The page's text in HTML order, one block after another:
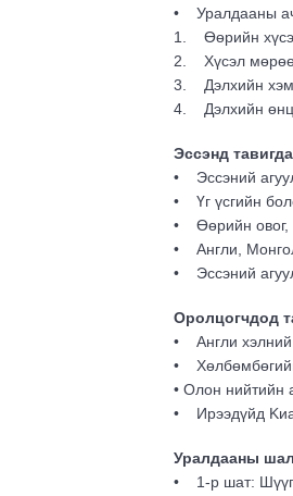
• Уралдааны
1. Өөрийн
2. Хүсэл
3. Дэлхийн
4. Дэлхийн
Эссэнд
• Эссэний
• Үг үсгийн
• Өөрийн овог,
• Англи,
• Эссэний
Оролцогчдод
• Англи хэлний
•
• Олон нийтийн
• Ирээдүйд Kиа
Уралдааны
• 1-р шат: